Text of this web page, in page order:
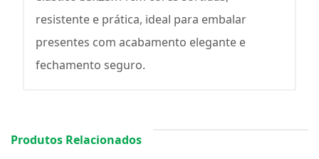
resistente e prática, ideal para embalar
presentes com acabamento elegante e
fechamento seguro.
Produtos Relacionados